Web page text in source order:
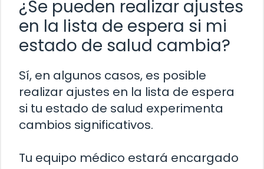
¿Se pueden realizar ajustes
en la lista de espera si mi
estado de salud cambia?
Sí, en algunos casos, es posible
realizar ajustes en la lista de espera
si tu estado de salud experimenta
cambios significativos.
Tu equipo médico estará encargado